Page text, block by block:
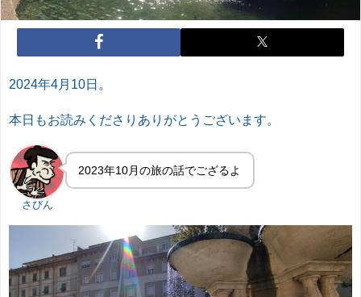
2024年4月10日。
本日もお読みくださりありがとうございます。
さびん
2023年10月の旅の話でござるよ